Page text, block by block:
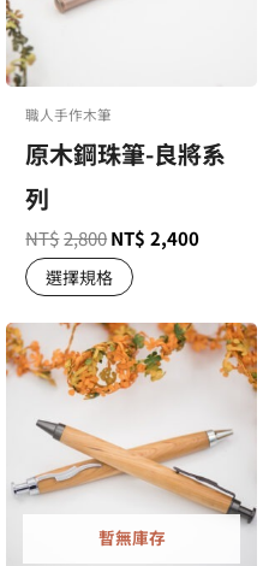
職人手作木筆
原木鋼珠筆-良將系
列
NT$2,800NT$ 2,400
選擇規格
暫無庫存